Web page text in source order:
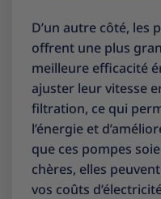
D’un autre côté, les
offrent une plus
meilleure efficacité
ajuster leur vitesse
filtration, ce qui
l’énergie et
que ces pompes
chères, elles
vos coûts